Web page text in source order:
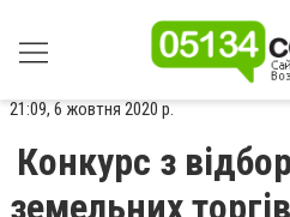
21:09, 6 жовтня 2020 р.
Конкурс з
земельних